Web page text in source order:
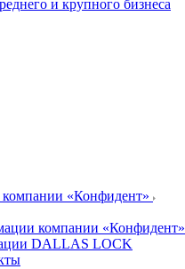
и крупного бизнеса
«Конфидент»
компании «Конфидент»
DALLAS LOCK